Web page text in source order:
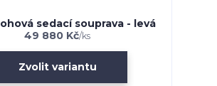
sedací souprava - levá
49 880 Kč/ks
Zvolit variantu